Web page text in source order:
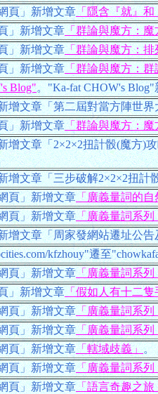
頁」新增文章「隱含『就』
」新增文章「群論與魔方：
」新增文章「群論與魔方：
」新增文章「群論與魔方：
Blog"。"Ka-fat CHOW's
增文章「第二屆對當方陣世界
」新增文章「群論與魔方：
增文章「2×2×2扭計骰(魔方)
增文章「三步破解2×2×2扭計
頁」新增文章「廣義量詞的自
頁」新增文章「廣義量詞系
增文章「周家發網站遷址公告
kfzhouy"遷至
頁」新增文章「廣義量詞系
」新增文章「假如人有十二
頁」新增文章「廣義量詞系
頁」新增文章「廣義量詞系
頁」新增文章「轄域歧義」。
頁」新增文章「廣義量詞系
頁」新增文章「語言奇趣之旅